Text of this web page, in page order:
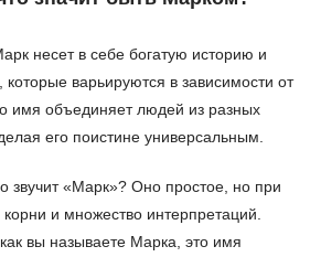
несет в себе богатую историю и
варьируются в зависимости от
имя объединяет людей из разных
его поистине универсальным.
звучит «Марк»? Оно простое, но при
и множество интерпретаций.
вы называете Марка, это имя